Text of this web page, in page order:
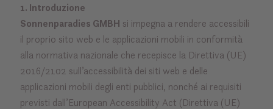
1. Introduzione
Sonnenparadies GMBH si impegna a rendere accessibili
il proprio sito web e le applicazioni mobili in conformità
alla normativa nazionale che recepisce la Direttiva (UE)
2016/2102 sull’accessibilità dei siti web e delle
applicazioni mobili degli enti pubblici, nonché ai requisiti
previsti dall’European Accessibility Act (Direttiva (UE)